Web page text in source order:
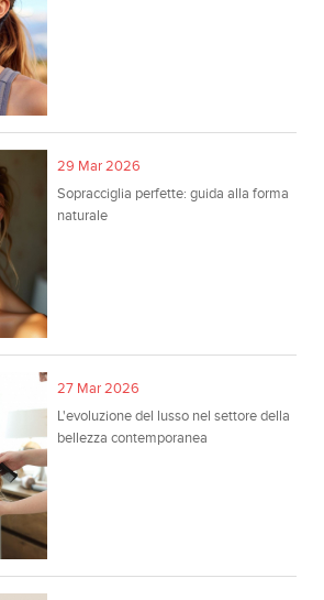
29 Mar 2026
Sopracciglia perfette: guida alla forma
naturale
27 Mar 2026
L'evoluzione del lusso nel settore della
bellezza contemporanea